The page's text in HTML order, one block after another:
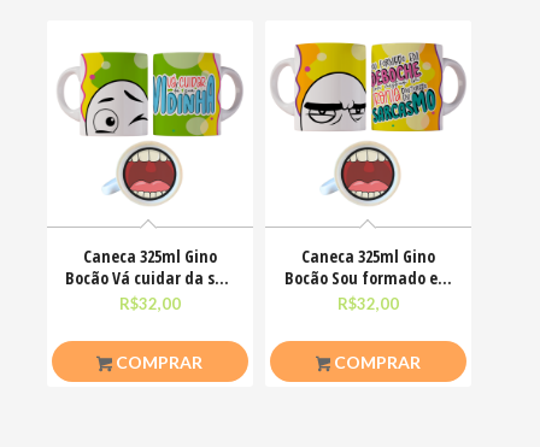
Caneca 325ml Gino
Bocão Vá cuidar da sua
vidinha Engraçadas
R$32,00
COMPRAR
Caneca 325ml Gino
Bocão Sou formado em
deboche com mestrado
R$32,00
COMPRAR